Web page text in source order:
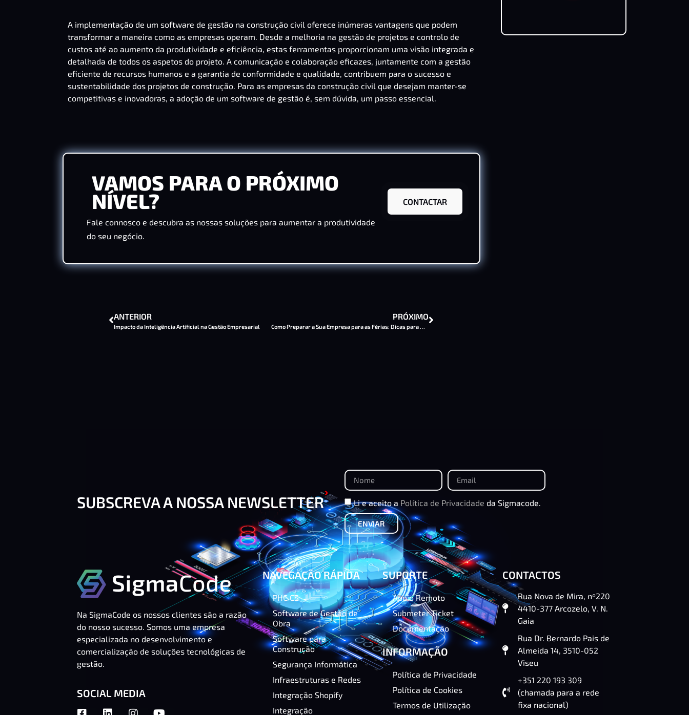
A implementação de um software de gestão na construção civil oferece inúmeras vantagens que podem
transformar a maneira como as empresas operam. Desde a melhoria na gestão de projetos e controlo de
custos até ao aumento da produtividade e eficiência, estas ferramentas proporcionam uma visão integrada e
detalhada de todos os aspetos do projeto. A comunicação e colaboração eficazes, juntamente com a gestão
eficiente de recursos humanos e a garantia de conformidade e qualidade, contribuem para o sucesso e
sustentabilidade dos projetos de construção. Para as empresas da construção civil que desejam manter-se
competitivas e inovadoras, a adoção de um software de gestão é, sem dúvida, um passo essencial.
VAMOS PARA O PRÓXIMO
NÍVEL?
Fale connosco e descubra as nossas soluções para aumentar a produtividade
do seu negócio.
CONTACTAR
ANTERIOR
Impacto da Inteligência Artificial na Gestão Empresarial
PRÓXIMO
Como Preparar a Sua Empresa para as Férias: Dicas para Manter a Organização e Produtividade
SUBSCREVA A NOSSA NEWSLETTER Li e aceito a Política de Privacidade da Sigmacode.
ENVIAR
Na SigmaCode os nossos clientes são a razão
do nosso sucesso. Somos uma empresa
especializada no desenvolvimento e
comercialização de soluções tecnológicas de
gestão.
SOCIAL MEDIA
NAVEGAÇÃO RÁPIDA
PHC CS
Software de Gestão de
Obra
Software para
Construção
Segurança Informática
Infraestruturas e Redes
Integração Shopify
Integração
SUPORTE
Apoio Remoto
Submeter Ticket
Documentação
INFORMAÇÃO
Política de Privacidade
Política de Cookies
Termos de Utilização
CONTACTOS
Rua Nova de Mira, nº220
4410-377 Arcozelo, V. N.
Gaia
Rua Dr. Bernardo Pais de
Almeida 14, 3510-052
Viseu
+351 220 193 309
(chamada para a rede
fixa nacional)